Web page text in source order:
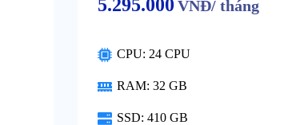
5.295.000 VNĐ/ tháng
CPU: 24 CPU
RAM: 32 GB
SSD: 410 GB